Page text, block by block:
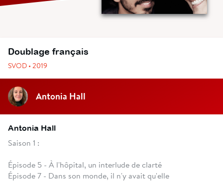
Doublage français
SVOD • 2019
Antonia Hall
Antonia Hall
Saison 1 :
Épisode 5 - À l'hôpital, un interlude de clarté
Épisode 7 - Dans son monde, il n'y avait qu'elle